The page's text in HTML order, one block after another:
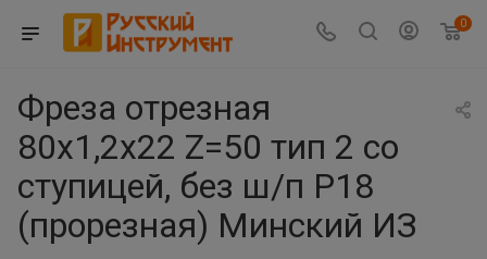
0
Фреза отрезная
80х1,2х22 Z=50 тип 2 со
ступицей, без ш/п Р18
(прорезная) Минский ИЗ